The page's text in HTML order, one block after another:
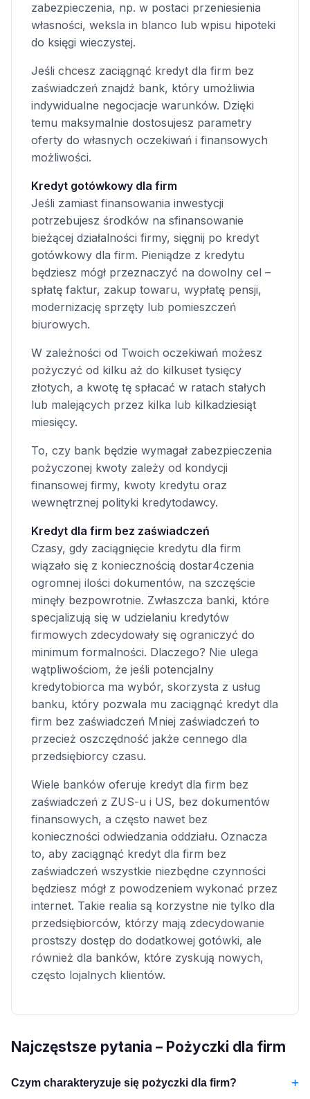
zabezpieczenia, np. w postaci przeniesienia
własności, weksla in blanco lub wpisu hipoteki
do księgi wieczystej.
Jeśli chcesz zaciągnąć kredyt dla firm bez
zaświadczeń znajdź bank, który umożliwia
indywidualne negocjacje warunków. Dzięki
temu maksymalnie dostosujesz parametry
oferty do własnych oczekiwań i finansowych
możliwości.
Kredyt gotówkowy dla firm
Jeśli zamiast finansowania inwestycji
potrzebujesz środków na sfinansowanie
bieżącej działalności firmy, sięgnij po kredyt
gotówkowy dla firm. Pieniądze z kredytu
będziesz mógł przeznaczyć na dowolny cel –
spłatę faktur, zakup towaru, wypłatę pensji,
modernizację sprzęty lub pomieszczeń
biurowych.
W zależności od Twoich oczekiwań możesz
pożyczyć od kilku aż do kilkuset tysięcy
złotych, a kwotę tę spłacać w ratach stałych
lub malejących przez kilka lub kilkadziesiąt
miesięcy.
To, czy bank będzie wymagał zabezpieczenia
pożyczonej kwoty zależy od kondycji
finansowej firmy, kwoty kredytu oraz
wewnętrznej polityki kredytodawcy.
Kredyt dla firm bez zaświadczeń
Czasy, gdy zaciągnięcie kredytu dla firm
wiązało się z koniecznością dostar4czenia
ogromnej ilości dokumentów, na szczęście
minęły bezpowrotnie. Zwłaszcza banki, które
specjalizują się w udzielaniu kredytów
firmowych zdecydowały się ograniczyć do
minimum formalności. Dlaczego? Nie ulega
wątpliwościom, że jeśli potencjalny
kredytobiorca ma wybór, skorzysta z usług
banku, który pozwala mu zaciągnąć kredyt dla
firm bez zaświadczeń Mniej zaświadczeń to
przecież oszczędność jakże cennego dla
przedsiębiorcy czasu.
Wiele banków oferuje kredyt dla firm bez
zaświadczeń z ZUS-u i US, bez dokumentów
finansowych, a często nawet bez
konieczności odwiedzania oddziału. Oznacza
to, aby zaciągnąć kredyt dla firm bez
zaświadczeń wszystkie niezbędne czynności
będziesz mógł z powodzeniem wykonać przez
internet. Takie realia są korzystne nie tylko dla
przedsiębiorców, którzy mają zdecydowanie
prostszy dostęp do dodatkowej gotówki, ale
również dla banków, które zyskują nowych,
często lojalnych klientów.
Najczęstsze pytania – Pożyczki dla firm
Czym charakteryzuje się pożyczki dla firm? +